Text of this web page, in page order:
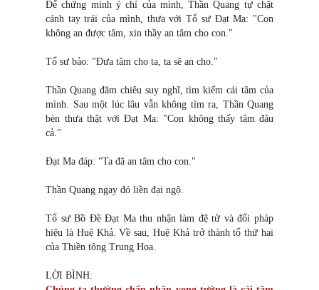
Để chứng minh ý chí của mình, Thần Quang tự chặt
cánh tay trái của mình, thưa với Tổ sư Đạt Ma: "Con
không an được tâm, xin thầy an tâm cho con."
Tổ sư bảo: "Đưa tâm cho ta, ta sẽ an cho."
Thần Quang đăm chiêu suy nghĩ, tìm kiếm cái tâm của
mình. Sau một lúc lâu vẫn không tìm ra, Thần Quang
bèn thưa thật với Đạt Ma: "Con không thấy tâm đâu
cả."
Đạt Ma đáp: "Ta đã an tâm cho con."
Thần Quang ngay đó liền đại ngộ.
Tổ sư Bồ Đề Đạt Ma thu nhận làm đệ tử và đổi pháp
hiệu là Huệ Khả. Về sau, Huệ Khả trở thành tổ thứ hai
của Thiền tông Trung Hoa.
LỜI BÌNH: